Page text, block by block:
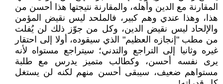
المقارنة مع الدين وأهله، والمقارنة نتيجتها هذا أحسن من
هذا، وهذا عندي وهم كبير، فالملحد ليس نقيض المؤمن
والإلحاد ليس نقيض الدين، وكل من جوّز ذلك لن يُفلت
من مطب "إنجازه العظيم" الذي سيقوده، أولا إلى احتقار
غيره وثانيا إلى التراجع والتدني؛ سيتراجع مستواه لأنه
يرى نفسه أحسن، وكطالب متميز يدرس مع طلبة
مستواهم ضعيف، سيبقى أحسن منهم لكنه لن يستغل